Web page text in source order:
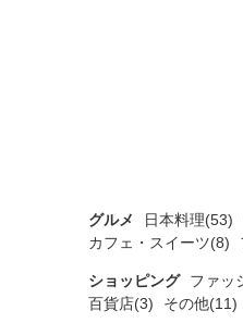
グルメ 日本料理(53)
カフェ・スイーツ(8)
ショッピング ファッ
百貨店(3)
その他(11)